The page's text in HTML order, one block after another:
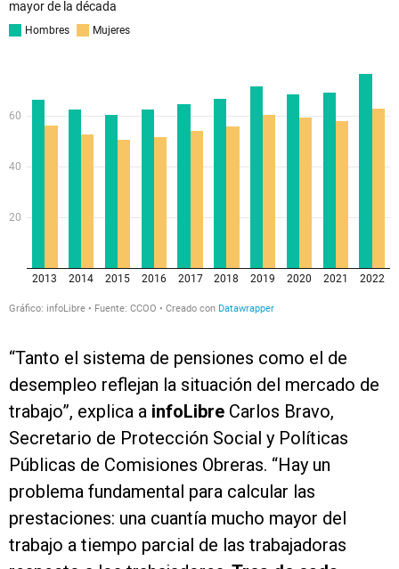
“Tanto el sistema de pensiones como el de
desempleo reflejan la situación del mercado de
trabajo”, explica a infoLibre Carlos Bravo,
Secretario de Protección Social y Políticas
Públicas de Comisiones Obreras. “Hay un
problema fundamental para calcular las
prestaciones: una cuantía mucho mayor del
trabajo a tiempo parcial de las trabajadoras